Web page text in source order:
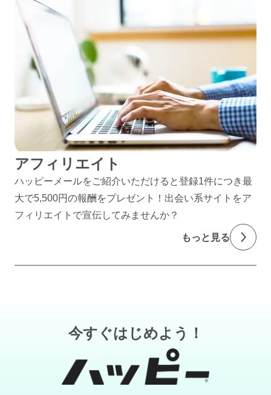
アフィリエイト
ハッピーメールをご紹介いただけると登録1件につき最
大で5,500円の報酬をプレゼント！出会い系サイトをア
フィリエイトで宣伝してみませんか？
もっと見る
今すぐはじめよう！